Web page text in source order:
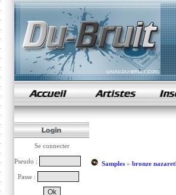
samples de rap
Se connecter
Pseudo :
Passe :
Samples» bronze